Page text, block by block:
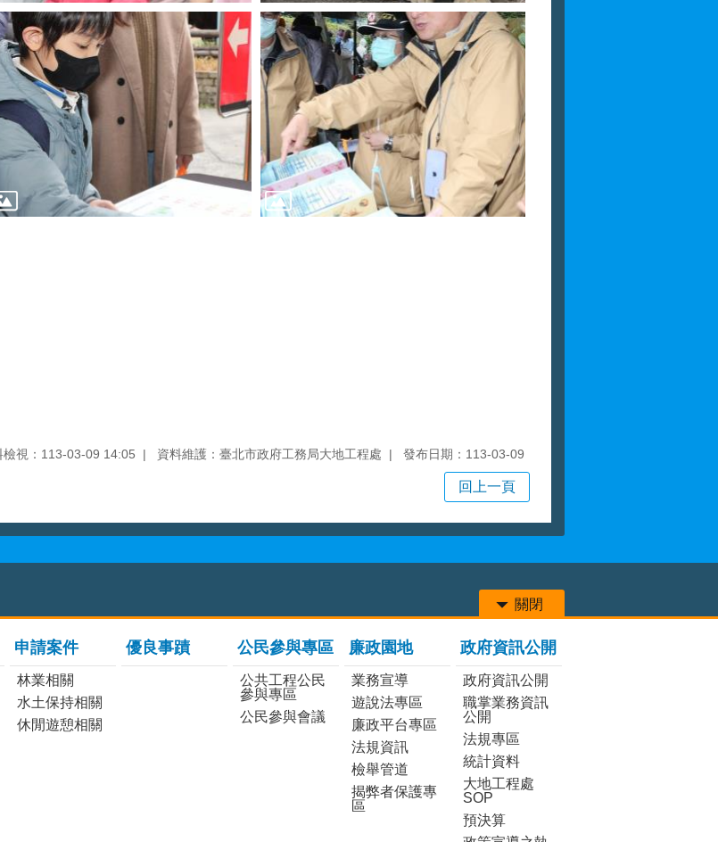
檢視：113-03-09 14:05 資料維護：臺北市政府工務局大地工程處 發布日期：113-03-09
回上一頁
關閉
申請案件
林業相關
水土保持相關
休閒遊憩相關
優良事蹟 公民參與專區
公共工程公民
參與專區
公民參與會議
廉政園地
業務宣導
遊說法專區
廉政平台專區
法規資訊
檢舉管道
揭弊者保護專
區
政府資訊公開
政府資訊公開
職掌業務資訊
公開
法規專區
統計資料
大地工程處
SOP
預決算